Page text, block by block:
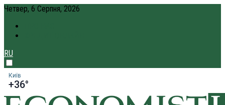
Четвер, 6 Серпня, 2026
RU
Київ
+36°